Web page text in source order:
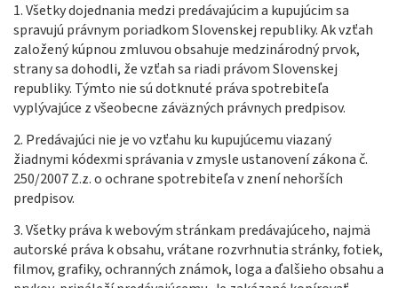
1. Všetky dojednania medzi predávajúcim a kupujúcim sa
spravujú právnym poriadkom Slovenskej republiky. Ak vzťah
založený kúpnou zmluvou obsahuje medzinárodný prvok,
strany sa dohodli, že vzťah sa riadi právom Slovenskej
republiky. Týmto nie sú dotknuté práva spotrebiteľa
vyplývajúce z všeobecne záväzných právnych predpisov.
2. Predávajúci nie je vo vzťahu ku kupujúcemu viazaný
žiadnymi kódexmi správania v zmysle ustanovení zákona č.
250/2007 Z.z. o ochrane spotrebiteľa v znení nehorších
predpisov.
3. Všetky práva k webovým stránkam predávajúceho, najmä
autorské práva k obsahu, vrátane rozvrhnutia stránky, fotiek,
filmov, grafiky, ochranných známok, loga a ďalšieho obsahu a